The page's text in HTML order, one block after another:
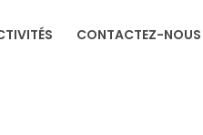
CONTACTEZ-NOUS